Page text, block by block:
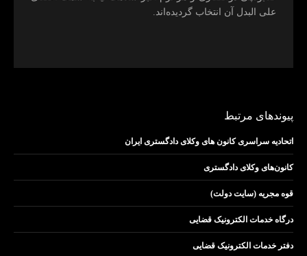
علی البدل آن انتخاب گرديده‌اند.
پیوندهای مرتبط
اتحادیه سراسری کانون های وکلای دادگستری ایران
کانون‌های وکلای دادگستری
قوه مجریه (سایت دولت)
درگاه خدمات الکترونیک قضایی
دفتر خدمات الکترونیک قضایی